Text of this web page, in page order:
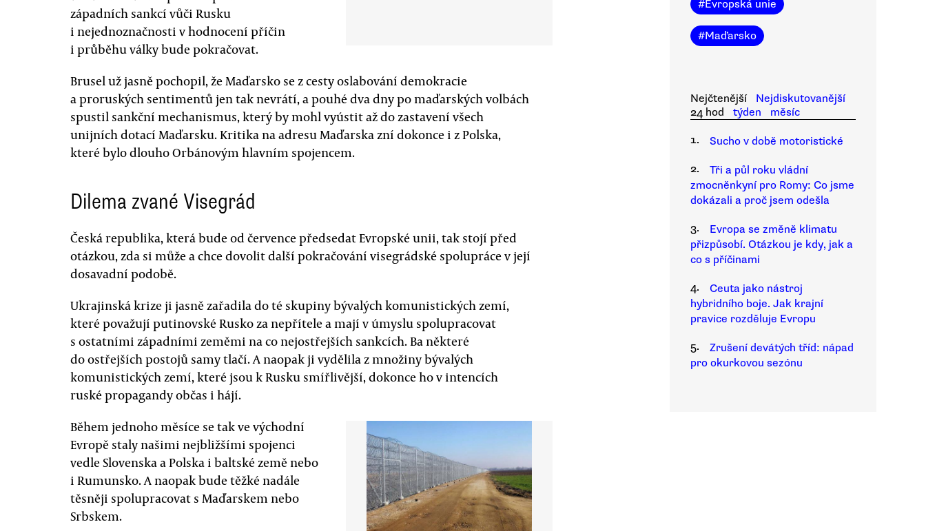
západních sankcí vůči Rusku
i nejednoznačnosti v hodnocení příčin
i průběhu války bude pokračovat.
Brusel už jasně pochopil, že Maďarsko se z cesty oslabování demokracie
a proruských sentimentů jen tak nevrátí, a pouhé dva dny po maďarských volbách
spustil sankční mechanismus, který by mohl vyústit až do zastavení všech
unijních dotací Maďarsku. Kritika na adresu Maďarska zní dokonce i z Polska,
které bylo dlouho Orbánovým hlavním spojencem.
Dilema zvané Visegrád
Česká republika, která bude od července předsedat Evropské unii, tak stojí před
otázkou, zda si může a chce dovolit další pokračování visegrádské spolupráce v její
dosavadní podobě.
Ukrajinská krize ji jasně zařadila do té skupiny bývalých komunistických zemí,
které považují putinovské Rusko za nepřítele a mají v úmyslu spolupracovat
s ostatními západními zeměmi na co nejostřejších sankcích. Ba některé
do ostřejších postojů samy tlačí. A naopak ji vydělila z množiny bývalých
komunistických zemí, které jsou k Rusku smířlivější, dokonce ho v intencích
ruské propagandy občas i hájí.
Během jednoho měsíce se tak ve východní
Evropě staly našimi nejbližšími spojenci
vedle Slovenska a Polska i baltské země nebo
i Rumunsko. A naopak bude těžké nadále
těsněji spolupracovat s Maďarskem nebo
Srbskem.
#Evropská unie
#Maďarsko
Nejčtenější
Nejdiskutovanější
24 hod
týden
měsíc
1.
Sucho v době motoristické
2.
Tři a půl roku vládní
zmocněnkyní pro Romy: Co jsme
dokázali a proč jsem odešla
3.
Evropa se změně klimatu
přizpůsobí. Otázkou je kdy, jak a
co s příčinami
4.
Ceuta jako nástroj
hybridního boje. Jak krajní
pravice rozděluje Evropu
5.
Zrušení devátých tříd: nápad
pro okurkovou sezónu